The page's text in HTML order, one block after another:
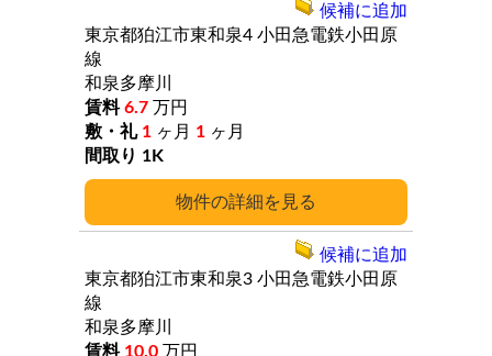
詳細
東京都狛江市東和泉4 小田急電鉄小田原
線
和泉多摩川
6.7 万円
1 ヶ月 1 ヶ月
1K
候補に追加
東京都狛江市東和泉3 小田急電鉄小田原
線
和泉多摩川
10.0 万円
候補に追加